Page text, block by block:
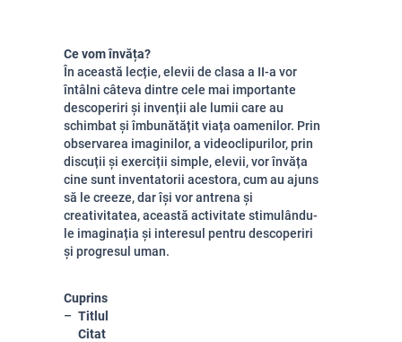
Ce vom învăța?
În această lecție, elevii de clasa a II-a vor
întâlni câteva dintre cele mai importante
descoperiri și invenții ale lumii care au
schimbat și îmbunătățit viața oamenilor. Prin
observarea imaginilor, a videoclipurilor, prin
discuții și exerciții simple, elevii, vor învăța
cine sunt inventatorii acestora, cum au ajuns
să le creeze, dar își vor antrena și
creativitatea, această activitate stimulându-
le imaginația și interesul pentru descoperiri
și progresul uman.
Cuprins
Titlul
Citat